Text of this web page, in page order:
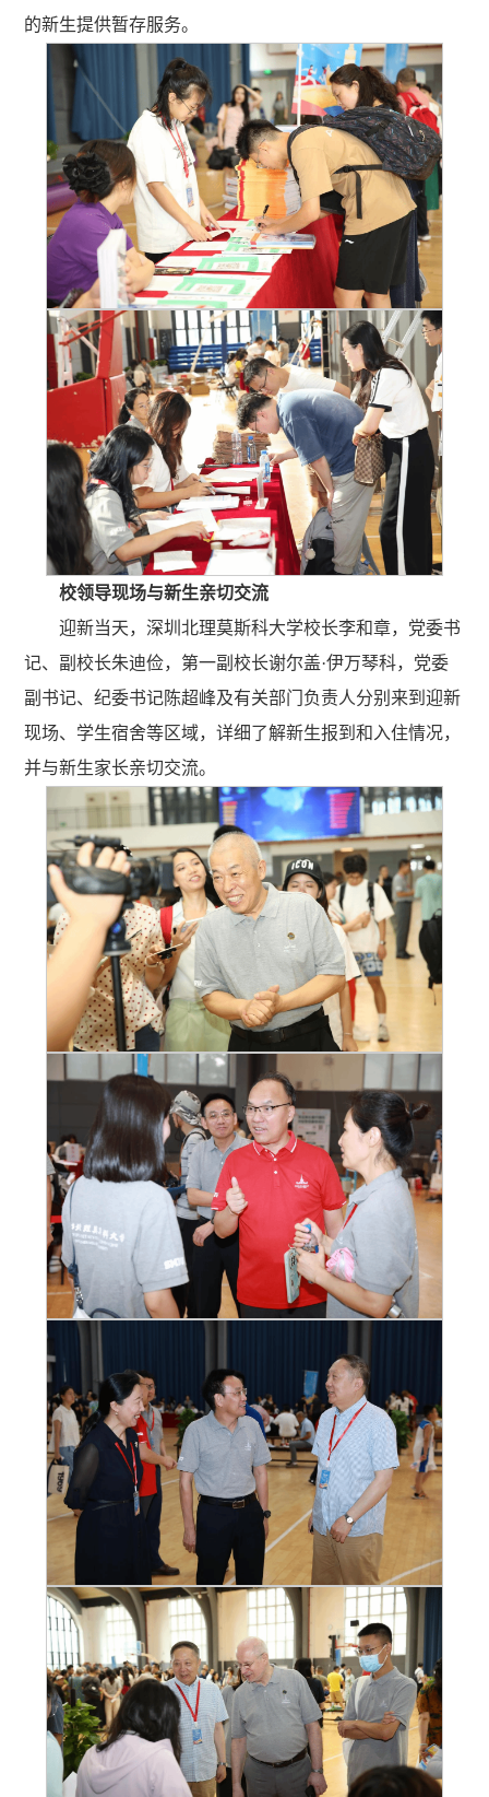
的新生提供暂存服务。
校领导现场与新生亲切交流
迎新当天，深圳北理莫斯科大学校长李和章，党委书
记、副校长朱迪俭，第一副校长谢尔盖·伊万琴科，党委
副书记、纪委书记陈超峰及有关部门负责人分别来到迎新
现场、学生宿舍等区域，详细了解新生报到和入住情况，
并与新生家长亲切交流。